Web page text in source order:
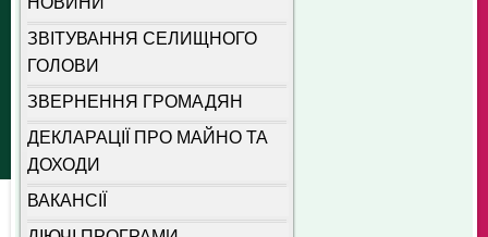
ЗВІТУВАННЯ СЕЛИЩНОГО
ГОЛОВИ
ЗВЕРНЕННЯ ГРОМАДЯН
ДЕКЛАРАЦІЇ ПРО МАЙНО ТА
ДОХОДИ
ВАКАНСІЇ